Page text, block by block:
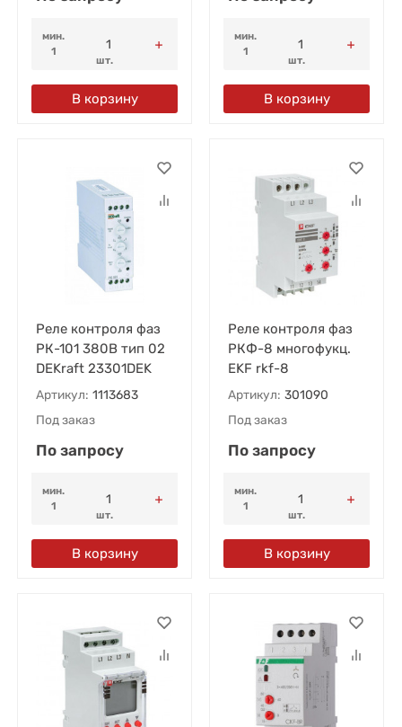
мин.
1
шт.
В корзину
мин.
1
шт.
В корзину
Реле контроля фаз
РК-101 380В тип 02
DEKraft 23301DEK
Артикул: 1113683
Под заказ
По запросу
мин.
1
шт.
В корзину
Реле контроля фаз
РКФ-8 многофукц.
EKF rkf-8
Артикул: 301090
Под заказ
По запросу
мин.
1
шт.
В корзину